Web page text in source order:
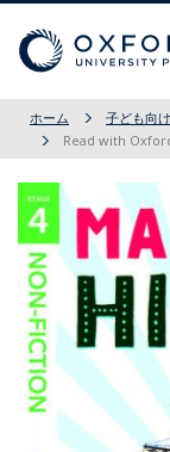
ホーム 子ども向
Read with